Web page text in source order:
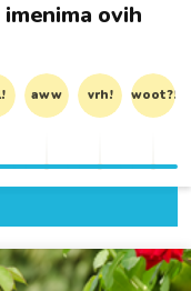
ovih
aww vrh! woot?!